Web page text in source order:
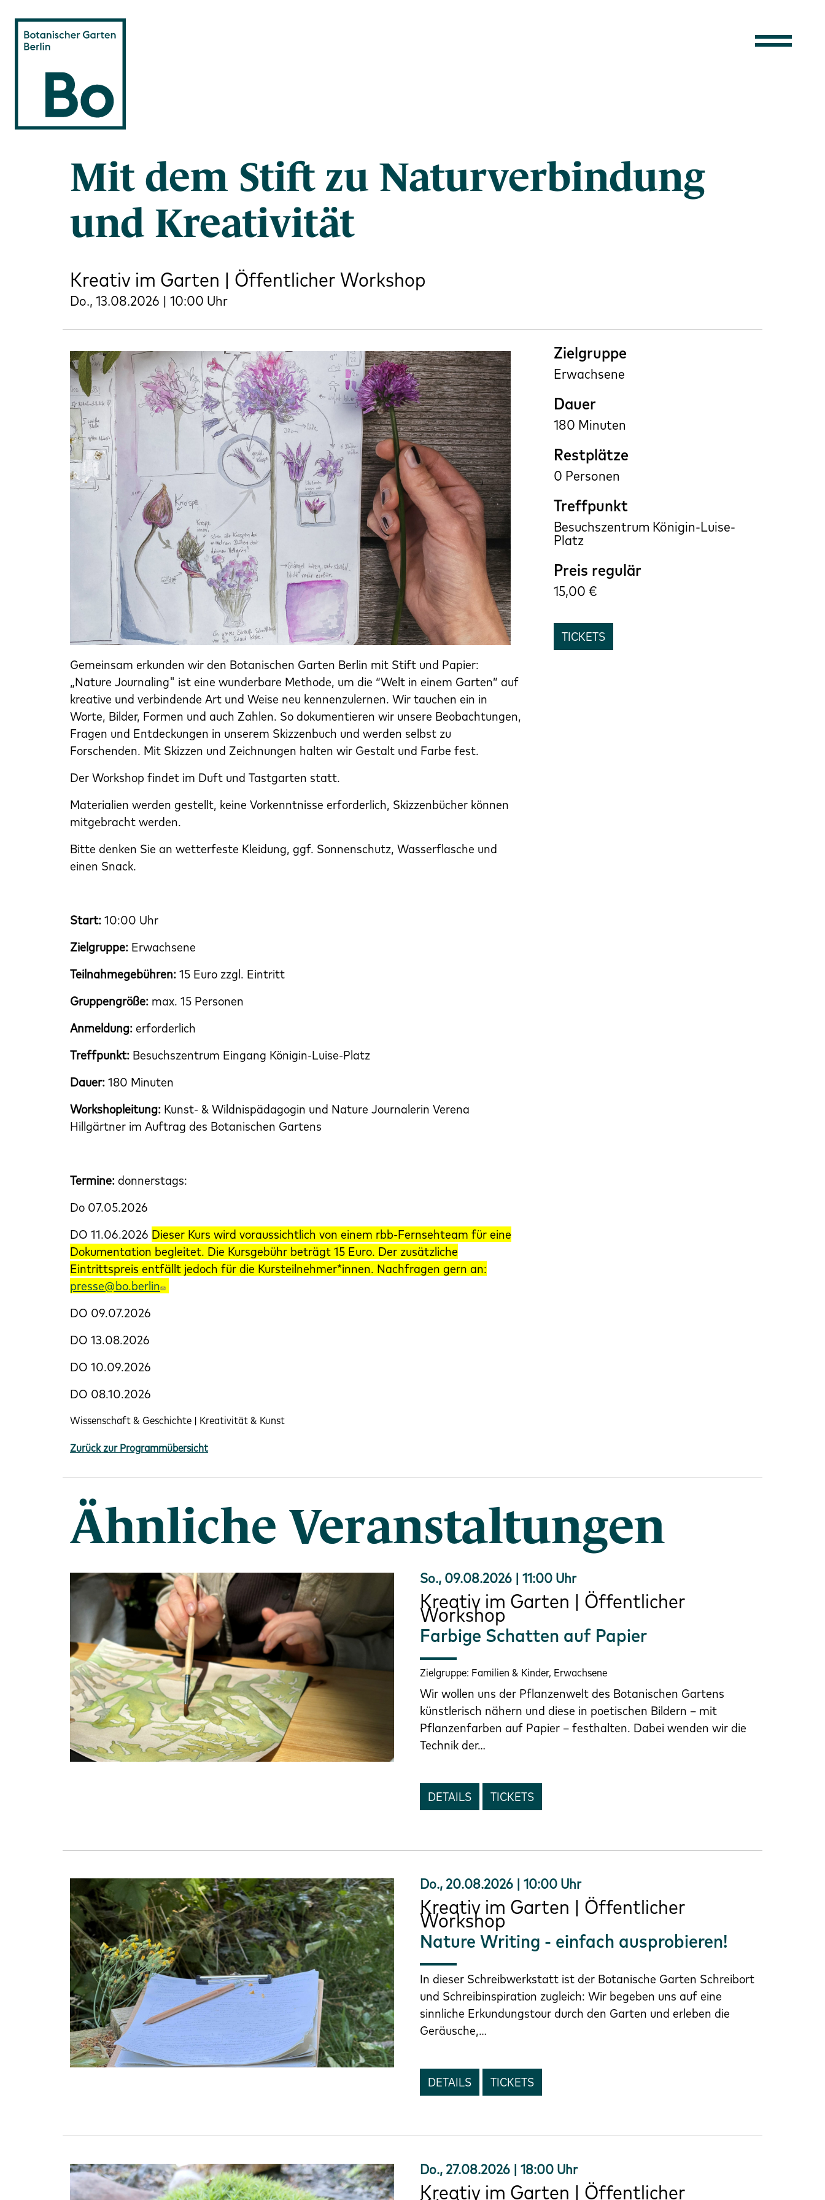
Mit dem Stift zu Naturverbindung
und Kreativität
Kreativ im Garten | Öffentlicher Workshop
Do., 13.08.2026 | 10:00 Uhr
Gemeinsam erkunden wir den Botanischen Garten Berlin mit Stift und Papier:
„Nature Journaling" ist eine wunderbare Methode, um die “Welt in einem Garten” auf
kreative und verbindende Art und Weise neu kennenzulernen. Wir tauchen ein in
Worte, Bilder, Formen und auch Zahlen. So dokumentieren wir unsere Beobachtungen,
Fragen und Entdeckungen in unserem Skizzenbuch und werden selbst zu
Forschenden. Mit Skizzen und Zeichnungen halten wir Gestalt und Farbe fest.
Der Workshop findet im Duft und Tastgarten statt.
Materialien werden gestellt, keine Vorkenntnisse erforderlich, Skizzenbücher können
mitgebracht werden.
Bitte denken Sie an wetterfeste Kleidung, ggf. Sonnenschutz, Wasserflasche und
einen Snack.
Start: 10:00 Uhr
Zielgruppe: Erwachsene
Teilnahmegebühren: 15 Euro zzgl. Eintritt
Gruppengröße: max. 15 Personen
Anmeldung: erforderlich
Treffpunkt: Besuchszentrum Eingang Königin-Luise-Platz
Dauer: 180 Minuten
Workshopleitung: Kunst- & Wildnispädagogin und Nature Journalerin Verena
Hillgärtner im Auftrag des Botanischen Gartens
Termine: donnerstags:
Do 07.05.2026
DO 11.06.2026 Dieser Kurs wird voraussichtlich von einem rbb-Fernsehteam für eine
Dokumentation begleitet. Die Kursgebühr beträgt 15 Euro. Der zusätzliche
Eintrittspreis entfällt jedoch für die Kursteilnehmer*innen. Nachfragen gern an:
presse@bo.berlin
DO 09.07.2026
DO 13.08.2026
DO 10.09.2026
DO 08.10.2026
Wissenschaft & Geschichte | Kreativität & Kunst
Zurück zur Programmübersicht
Zielgruppe
Erwachsene
Dauer
180 Minuten
Restplätze
0
Treffpunkt
Besuchszentrum Königin-Luise-
Platz
Preis regulär
15,00
TICKETS
Ähnliche Veranstaltungen
So., 09.08.2026 | 11:00 Uhr
Kreativ im Garten | Öffentlicher
Workshop
Farbige Schatten auf Papier
Zielgruppe: Familien & Kinder, Erwachsene
Wir wollen uns der Pflanzenwelt des Botanischen Gartens
künstlerisch nähern und diese in poetischen Bildern – mit
Pflanzenfarben auf Papier – festhalten. Dabei wenden wir die
Technik der…
DETAILS TICKETS
Do., 20.08.2026 | 10:00 Uhr
Kreativ im Garten | Öffentlicher
Workshop
Nature Writing - einfach ausprobieren!
In dieser Schreibwerkstatt ist der Botanische Garten Schreibort
und Schreibinspiration zugleich: Wir begeben uns auf eine
sinnliche Erkundungstour durch den Garten und erleben die
Geräusche,…
DETAILS TICKETS
Do., 27.08.2026 | 18:00 Uhr
Kreativ im Garten | Öffentlicher